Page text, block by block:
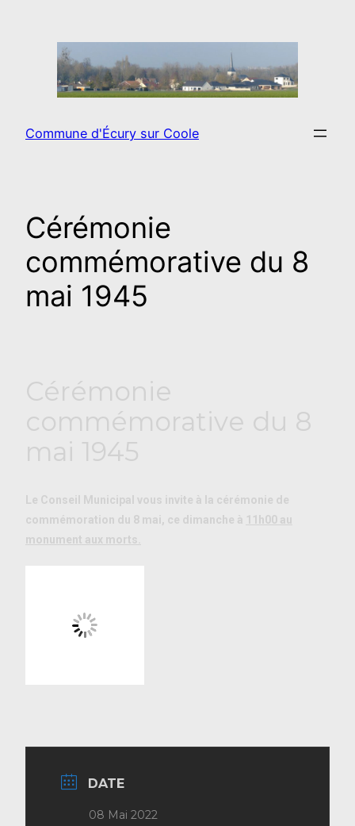
Commune d'Écury sur Coole
Cérémonie
commémorative du 8
mai 1945
Cérémonie
commémorative du 8
mai 1945
Le Conseil Municipal vous invite à la cérémonie de
commémoration du 8 mai, ce dimanche à 11h00 au
monument aux morts.
DATE
08 Mai 2022